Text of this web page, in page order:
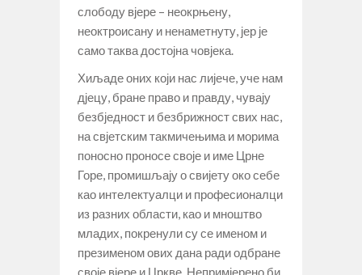
слободу вјере – неокрњену,
неоктроисану и ненаметнуту, јер је
само таква достојна човјека.
Хиљаде оних који нас лијече, уче нам
дјецу, бране право и правду, чувају
безбједност и безбрижност свих нас,
на свјетским такмичењима и морима
поносно проносе своје и име Црне
Горе, промишљају о свијету око себе
као интелектуалци и професионалци
из разних области, као и мноштво
младих, покренули су се именом и
презименом ових дана ради одбране
своје вјере и Цркве. Непримјерено би